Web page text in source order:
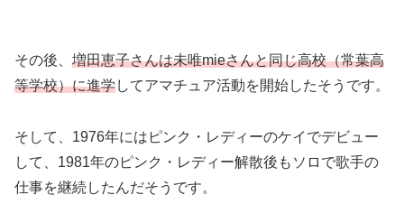
その後、 増田恵子さんは未唯mieさんと同じ高校（常葉高
等学校）に進学してアマチュア活動を開始したそうです。
そして、1976年にはピンク・レディーのケイでデビュー
して、1981年のピンク・レディー解散後もソロで歌手の
仕事を継続したんだそうです。